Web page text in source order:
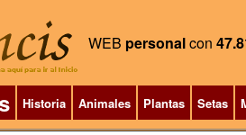
WEB personalcon
Historia Animales Plantas Setas